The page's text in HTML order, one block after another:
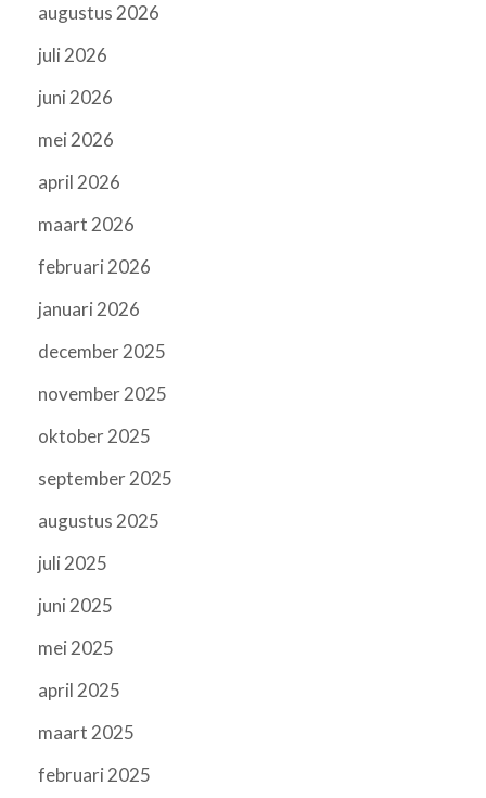
augustus 2026
juli 2026
juni 2026
mei 2026
april 2026
maart 2026
februari 2026
januari 2026
december 2025
november 2025
oktober 2025
september 2025
augustus 2025
juli 2025
juni 2025
mei 2025
april 2025
maart 2025
februari 2025